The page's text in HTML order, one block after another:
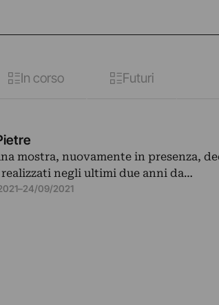
In corso Futuri
mostra, nuovamente in presenza,
negli ultimi due anni da…
–24/09/2021